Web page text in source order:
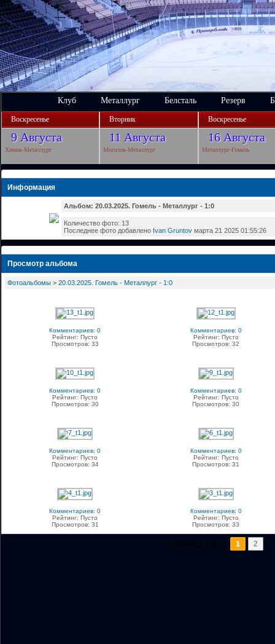
Клуб Металлург Белсталь Резерв
Воскресенье Вторник Воскресенье
9 Августа 11 Августа 16 Августа
Химик-Металлург Могилев-Металлург Металлург-Гомель
Информация
Альбом: 20.03.2025. Гомель - Металлург - 1:0
Количество фото: 13
Последнее фото добавлено Ivan Gruntov марта 21 2025 01:55:26
Просмотр альбома
Фотоальбомы > 20.03.2025. Гомель - Металлург - 1:0
Комментариев: 0
Рейтинг: Пусто
Просмотров: 33
Комментариев: 0
Рейтинг: Пусто
Просмотров: 32
Комментариев: 0
Рейтинг: Пусто
Просмотров: 30
Комментариев: 0
Рейтинг: Пусто
Просмотров: 30
Комментариев: 0
Рейтинг: Пусто
Просмотров: 34
Комментариев: 0
Рейтинг: Пусто
Просмотров: 31
Комментариев: 0
Рейтинг: Пусто
Просмотров: 31
Комментариев: 0
Рейтинг: Пусто
Просмотров: 33
1 2